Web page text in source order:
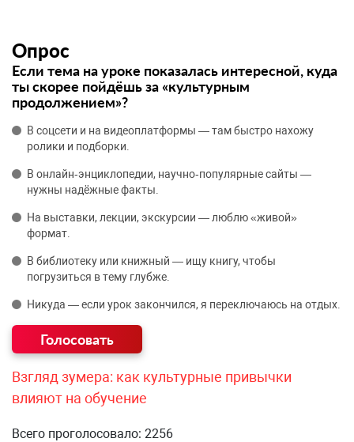
Опрос
Если тема на уроке показалась интересной, куда
ты скорее пойдёшь за «культурным
продолжением»?
В соцсети и на видеоплатформы — там быстро нахожу
ролики и подборки.
В онлайн‑энциклопедии, научно‑популярные сайты —
нужны надёжные факты.
На выставки, лекции, экскурсии — люблю «живой»
формат.
В библиотеку или книжный — ищу книгу, чтобы
погрузиться в тему глубже.
Никуда — если урок закончился, я переключаюсь на отдых.
Взгляд зумера: как культурные привычки
влияют на обучение
Всего проголосовало: 2256